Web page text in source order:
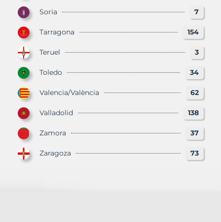
Soria 7
Tarragona 154
Teruel 3
Toledo 34
Valencia/València 62
Valladolid 138
Zamora 37
Zaragoza 73